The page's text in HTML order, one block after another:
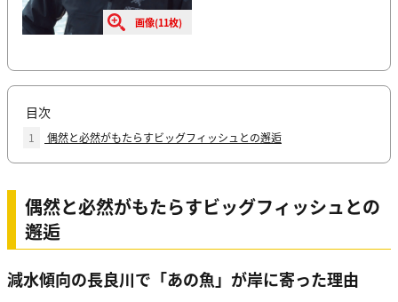
画像(11枚)
目次
1 偶然と必然がもたらすビッグフィッシュとの邂逅
偶然と必然がもたらすビッグフィッシュとの
邂逅
減水傾向の長良川で「あの魚」が岸に寄った理由